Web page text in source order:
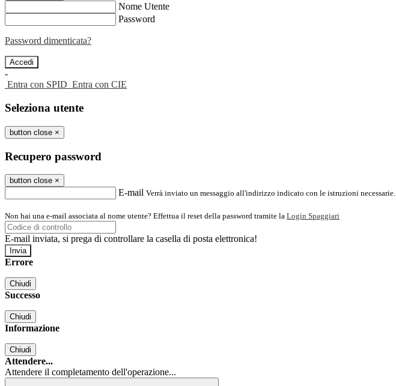
Nome Utente
Password
Password dimenticata?
-
Entra con SPID Entra con CIE
Seleziona utente
button close ×
Recupero password
button close ×
E-mail Verrà inviato un messaggio all'indirizzo indicato con le istruzioni necessarie.
Non hai una e-mail associata al nome utente? Effettua il reset della password tramite la Login Spaggiari
E-mail inviata, si prega di controllare la casella di posta elettronica!
Errore
Chiudi
Successo
Chiudi
Informazione
Chiudi
Attendere...
Attendere il completamento dell'operazione...